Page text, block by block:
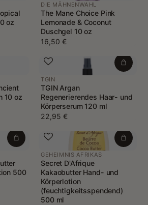
oz
DIE MÄHNENWAHL
The Mane Choice Pink
Lemonade & Coconut
Duschgel 10 oz
16,50 €
10 oz
TGIN
TGIN Argan
Regenerierendes Haar- und
Körperserum 120 ml
22,95 €
500
GEHEIMNIS AFRIKAS
Secret D'Afrique
Kakaobutter Hand- und
Körperlotion
(feuchtigkeitsspendend)
500 ml